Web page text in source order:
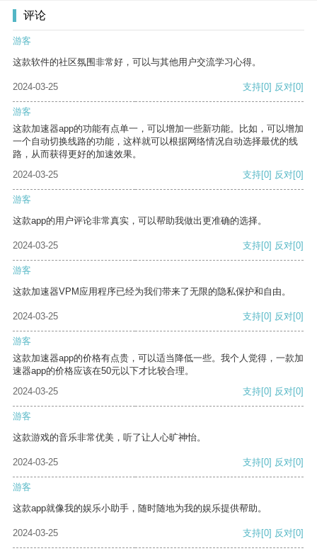
评论
游客
这款软件的社区氛围非常好，可以与其他用户交流学习心得。
2024-03-25 支持[0] 反对[0]
游客
这款加速器app的功能有点单一，可以增加一些新功能。比如，可以增加
一个自动切换线路的功能，这样就可以根据网络情况自动选择最优的线
路，从而获得更好的加速效果。
2024-03-25
支持[0] 反对[0]
游客
这款app的用户评论非常真实，可以帮助我做出更准确的选择。
2024-03-25 支持[0] 反对[0]
游客
这款加速器VPM应用程序已经为我们带来了无限的隐私保护和自由。
2024-03-25 支持[0] 反对[0]
游客
这款加速器app的价格有点贵，可以适当降低一些。我个人觉得，一款加
速器app的价格应该在50元以下才比较合理。
2024-03-25
支持[0] 反对[0]
游客
这款游戏的音乐非常优美，听了让人心旷神怡。
2024-03-25 支持[0] 反对[0]
游客
这款app就像我的娱乐小助手，随时随地为我的娱乐提供帮助。
2024-03-25 支持[0] 反对[0]